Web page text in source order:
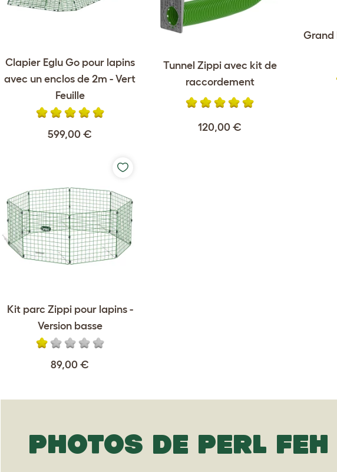
Clapier Eglu Go pour lapins
avec un enclos de 2m - Vert
Feuille
599,00 €
Tunnel Zippi avec kit de
raccordement
120,00 €
Grand
Kit parc Zippi pour lapins -
Version basse
89,00 €
PHOTOS DE PERL FEH